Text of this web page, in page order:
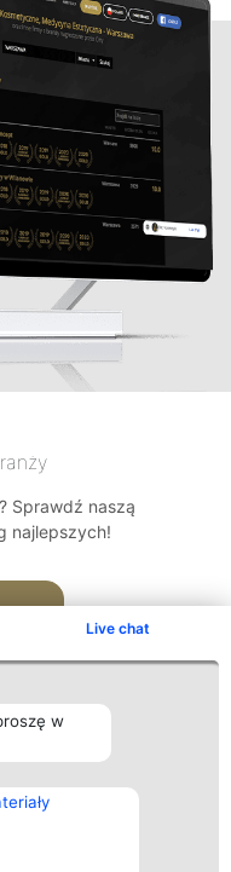
Live chat
w
Sprawdź naszą
najlepszych!
Kontakt
Kontakt